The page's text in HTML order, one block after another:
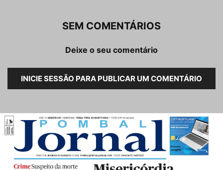
SEM COMENTÁRIOS
Deixe o seu comentário
INICIE SESSÃO PARA PUBLICAR UM COMENTÁRIO